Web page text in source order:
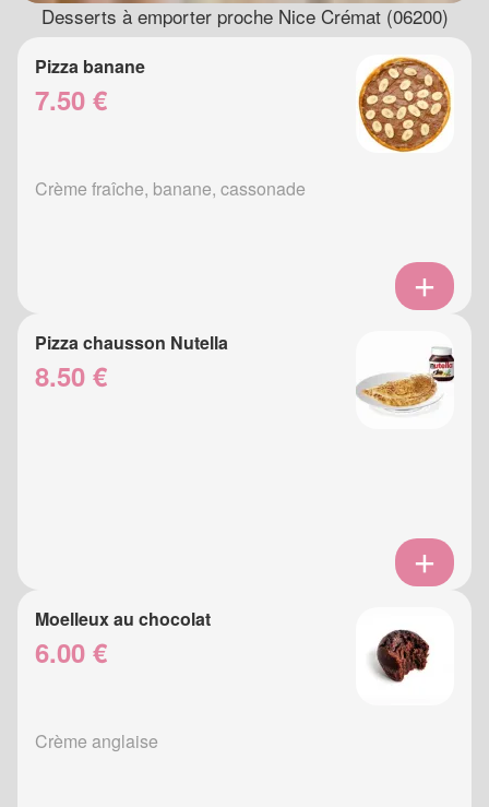
Desserts à emporter proche Nice Crémat (06200)
Pizza banane
7.50 €
Crème fraîche, banane, cassonade
Pizza chausson Nutella
8.50 €
Moelleux au chocolat
6.00 €
Crème anglaise